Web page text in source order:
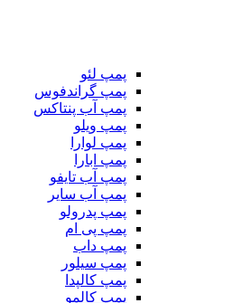
پمپ لئو
پمپ گراندفوس
پمپ آب پنتاکس
پمپ ویلو
پمپ لوارا
پمپ ابارا
پمپ آب تایفو
پمپ آب سایر
پمپ پدرولو
پمپ پی ام
پمپ داب
پمپ سیلور
پمپ کالپدا
پمپ کالمو